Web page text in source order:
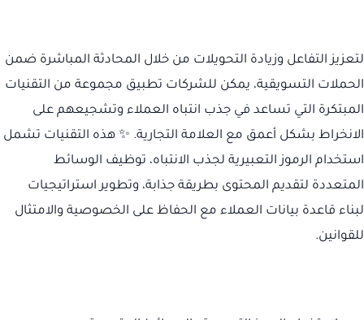
لتعزيز التفاعل وزيادة التحويلات من خلال المحادثة المباشرة ضمن
الحملات التسويقية، يمكن للشركات تطبيق مجموعة من التقنيات
المبتكرة التي تساعد في جذب انتباه العملاء وتشجيعهم على
الانخراط بشكل أعمق مع العلامة التجارية. ✨ هذه التقنيات تشمل
استخدام الرموز التعبيرية لجذب الانتباه، توظيف الوسائط
المتعددة لتقديم المحتوى بطريقة جذابة، وتطوير استراتيجيات
لبناء قاعدة بيانات العملاء مع الحفاظ على الخصوصية والامتثال
للقوانين.